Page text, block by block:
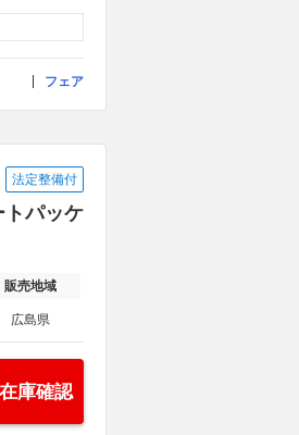
フェア
法定整備付
パッケ
販売地域
広島県
庫確認